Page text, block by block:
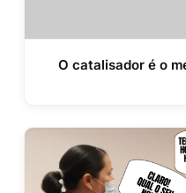
O catalisador é o